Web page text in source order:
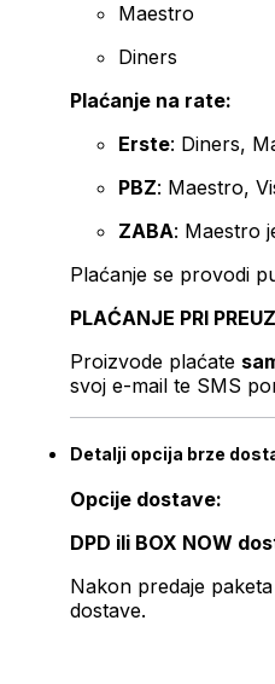
Maestro
Diners
Plaćanje na rate:
Erste: Diners,
PBZ: Maestro,
ZABA: Maestro
Plaćanje se provodi
PLAĆANJE PRI
Proizvode plaćate
svoj e-mail te SMS
Detalji opcija brze
Opcije dostave:
DPD ili BOX NOW
Nakon predaje
dostave.